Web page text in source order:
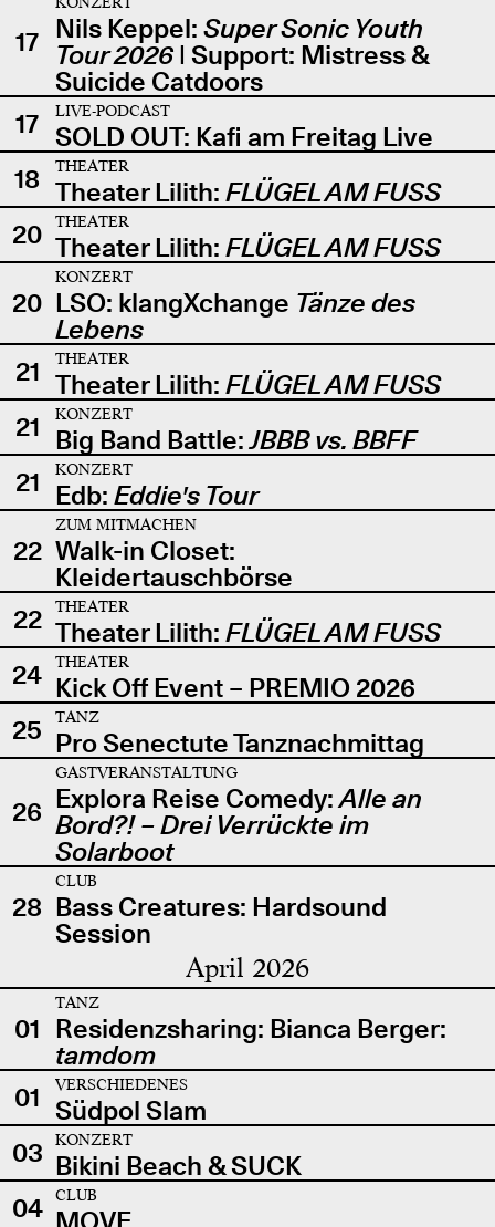
17 Nils Keppel: Super Sonic Youth
Tour 2026| Support: Mistress &
Suicide Catdoors
17
LIVE-PODCAST
SOLD OUT: Kafi am Freitag Live
18
THEATER
Theater Lilith: FLÜGEL AM FUSS
20
THEATER
Theater Lilith: FLÜGEL AM FUSS
20
KONZERT
LSO: klangXchange Tänze des
Lebens
21
THEATER
Theater Lilith: FLÜGEL AM FUSS
21
KONZERT
Big Band Battle:JBBB vs. BBFF
21
KONZERT
Edb: Eddie's Tour
22
ZUM MITMACHEN
Walk-in Closet:
Kleidertauschbörse
22
THEATER
Theater Lilith: FLÜGEL AM FUSS
24
THEATER
Kick Off Event – PREMIO 2026
25
TANZ
Pro Senectute Tanznachmittag
26
GASTVERANSTALTUNG
Explora Reise Comedy:Alle an
Bord?! – Drei Verrückte im
Solarboot
28
CLUB
Bass Creatures: Hardsound
Session
April 2026
01
TANZ
Residenzsharing: Bianca Berger:
tamdom
01
VERSCHIEDENES
Südpol Slam
03
KONZERT
Bikini Beach & SUCK
04
CLUB